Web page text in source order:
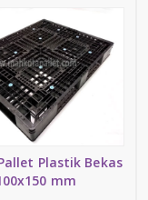
Plastik Bekas
mm